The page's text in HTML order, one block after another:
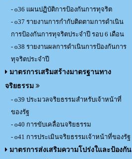
- o36 แผนปฏิบัติการป้องกันการทุจริต
- o37 รายงานการกำกับติดตามการดำเนิน
การป้องกันการทุจริตประจำปี รอบ 6 เดือน
- o38 รายงานผลการดำเนินการป้องกันการ
ทุจริตประจำปี
มาตรการเสริมสร้างมาตรฐานทาง
จริยธรรม
- o39 ประมวลจริยธรรมสำหรับเจ้าหน้าที่
ของรัฐ
- o40 การขับเคลื่อนจริยธรรม
- o41 การประเมินจริยธรรมเจ้าหน้าที่ของรัฐ
มาตรการส่งเสริมความโปร่งใและป้องกัน